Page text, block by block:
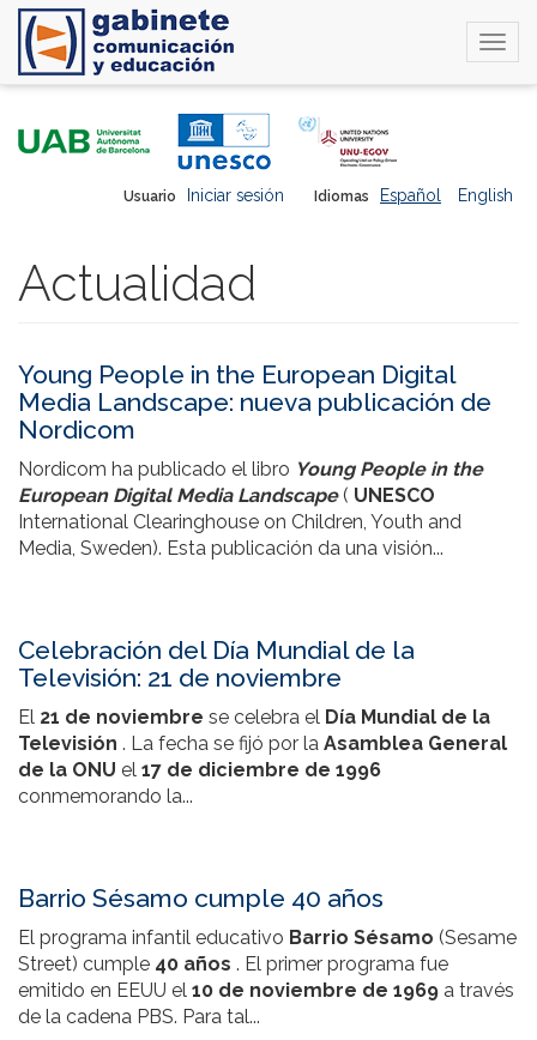
Idiomas Español English
Usuario Iniciar sesión
Actualidad
Young People in the European Digital
Media Landscape: nueva publicación de
Nordicom
Nordicom ha publicado el libro Young People in the
European Digital Media Landscape( UNESCO
International Clearinghouse on Children, Youth and
Media, Sweden). Esta publicación da una visión...
Celebración del Día Mundial de la
Televisión: 21 de noviembre
El 21 de noviembre se celebra el Día Mundial de la
Televisión . La fecha se fijó por la Asamblea General
de la ONU el 17 de diciembre de 1996
conmemorando la...
Barrio Sésamo cumple 40 años
El programa infantil educativo Barrio Sésamo (Sesame
Street) cumple 40 años . El primer programa fue
emitido en EEUU el 10 de noviembre de 1969 a través
de la cadena PBS. Para tal...